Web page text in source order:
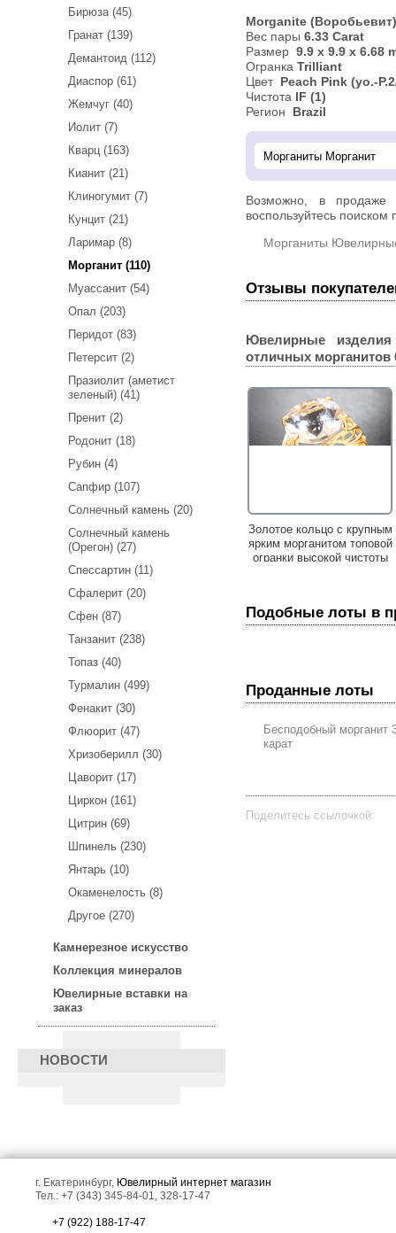
Бирюза (45)
Гранат (139)
Демантоид (112)
Диаспор (61)
Жемчуг (40)
Иолит (7)
Кварц (163)
Кианит (21)
Клиногумит (7)
Кунцит (21)
Ларимар (8)
Морганит (110)
Муассанит (54)
Опал (203)
Перидот (83)
Петерсит (2)
Празиолит (аметист
зеленый) (41)
Пренит (2)
Родонит (18)
Рубин (4)
Сапфир (107)
Солнечный камень (20)
Солнечный камень
(Орегон) (27)
Спессартин (11)
Сфалерит (20)
Сфен (87)
Танзанит (238)
Топаз (40)
Турмалин (499)
Фенакит (30)
Флюорит (47)
Хризоберилл (30)
Цаворит (17)
Циркон (161)
Цитрин (69)
Шпинель (230)
Янтарь (10)
Окаменелость (8)
Другое (270)
Камнерезное искусство
Коллекция минералов
Ювелирные вставки на
заказ
НОВОСТИ
Morganite (Воробьевит)
Вес пары 6.33 Carat
Размер 9.9 х 9.9 х 6.68
Огранка Trilliant
Цвет
Peach Pink (уо.-
Чистота
IF (1)
Регион
Brazil
Возможно, в
воспользуйтесь поиском
Морганиты
Отзывы
Ювелирные
отличных морганитов
Яркое коктейльное золотое
кольцо с крупным розовым
морганитом 49,21 карата и
россыпью бриллиантов!
Золотое кольцо с крупным
ярким морганитом топовой
огранки высокой чистоты
Золотое кольцо с ярким
3,6 карата!
Золотое кольцо с
персиковыми морганитами
золотое кольцо с
морганитом 52,8 карата и
бриллиантами!
Подобные лоты в
Проданные лоты
Бесподобный морганит
карат
Поделитесь ссылочкой:
г. Екатеринбург, Ювелирный интернет магазин
Тел.: +7 (343) 345-84-01, 328-17-47
+7 (922) 188-17-47